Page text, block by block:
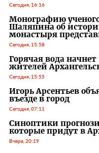
Сегодня, 16:16
Монографию
Шаляпина об
монастыря
Сегодня, 15:58
Горячая вода
жителей
Сегодня, 15:55
Игорь Арсентьев
въезде в город
Сегодня, 07:11
Синоптики
которые придут в
Вчера, 20:19